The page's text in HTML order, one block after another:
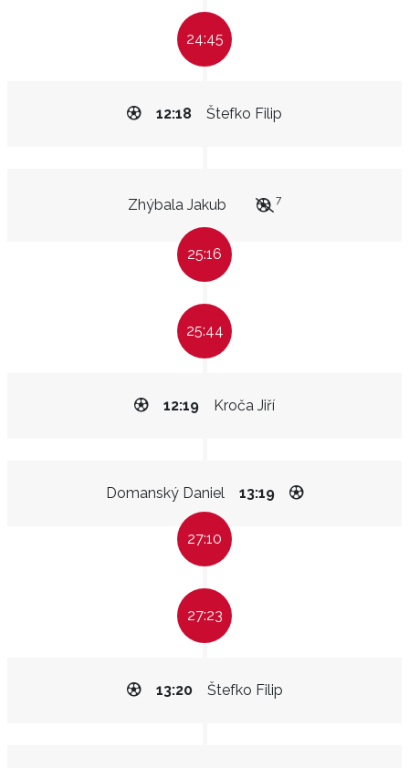
24:45
Štefko Filip
12:18
Zhýbala Jakub 7
25:16
25:44
Kroča Jiří
12:19
Domanský Daniel 13:19
27:10
27:23
Štefko Filip
13:20